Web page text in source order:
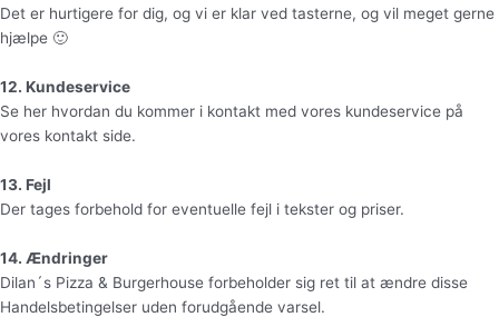
Det er hurtigere for dig, og vi er klar ved tasterne, og vil meget gerne
hjælpe 🙂
12. Kundeservice
Se her hvordan du kommer i kontakt med vores kundeservice på
vores kontakt side.
13. Fejl
Der tages forbehold for eventuelle fejl i tekster og priser.
14. Ændringer
Dilan´s Pizza & Burgerhouse forbeholder sig ret til at ændre disse
Handelsbetingelser uden forudgående varsel.